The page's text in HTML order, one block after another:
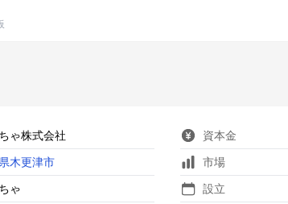
ゃ株式会社
木更津市
ゃ
資本金
市場
設立